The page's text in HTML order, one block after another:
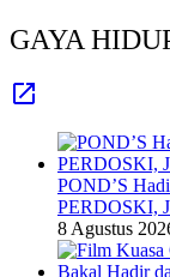
GAYA
POND’S
PERDOSKI,
8 Agustus